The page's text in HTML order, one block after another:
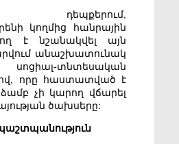
դեպքերում,
կողմից հանրային
է նշանակվել այն
անաշխատունակ
տնտեսական
որը հաստատված է
չի կարող վճարել
ծախսերը: